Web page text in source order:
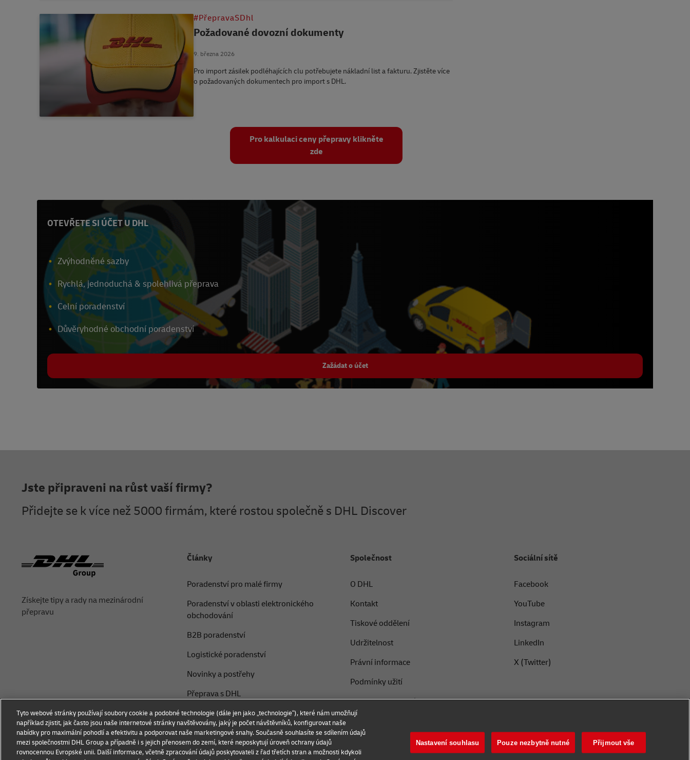
#PřepravaSDhl
Požadované dovozní dokumenty
9. března 2026
Pro import zásilek podléhajících clu potřebujete nákladní list a fakturu. Zjistěte více
o požadovaných dokumentech pro import s DHL.
Pro kalkulaci ceny přepravy klikněte
zde
OTEVŘETE SI ÚČET U DHL
Zvýhodněné sazby
Rychlá, jednoduchá & spolehlivá přeprava
Celní poradenství
Důvěryhodné obchodní poradenství
Zažádat o účet
Získejte tipy a rady na mezinárodní
přepravu
Jste připraveni na růst vaší firmy?
Přidejte se k více než 5000 firmám, které rostou společně s DHL Discover
Články
Poradenství pro malé firmy
Poradenství v oblasti elektronického
obchodování
B2B poradenství
Logistické poradenství
Novinky a postřehy
Přeprava s DHL
Společnost
O DHL
Kontakt
Tiskové oddělení
Udržitelnost
Právní informace
Podmínky užití
Ochrana soukromí
Sociální sítě
Facebook
YouTube
Instagram
LinkedIn
X (Twitter)
Tyto webové stránky používají soubory cookie a podobné technologie (dále jen jako „technologie“), které nám umožňují
například zjistit, jak často jsou naše internetové stránky navštěvovány, jaký je počet návštěvníků, konfigurovat naše
nabídky pro maximální pohodlí a efektivitu a podporovat naše marketingové snahy. Současně souhlasíte se sdílením údajů
mezi společnostmi DHL Group a případně i s jejich přenosem do zemí, které neposkytují úroveň ochrany údajů
rovnocennou Evropské unii. Další informace, včetně zpracování údajů poskytovateli z řad třetích stran a možnosti kdykoli
Nastavení souhlasu Pouze nezbytně nutné Přijmout vše